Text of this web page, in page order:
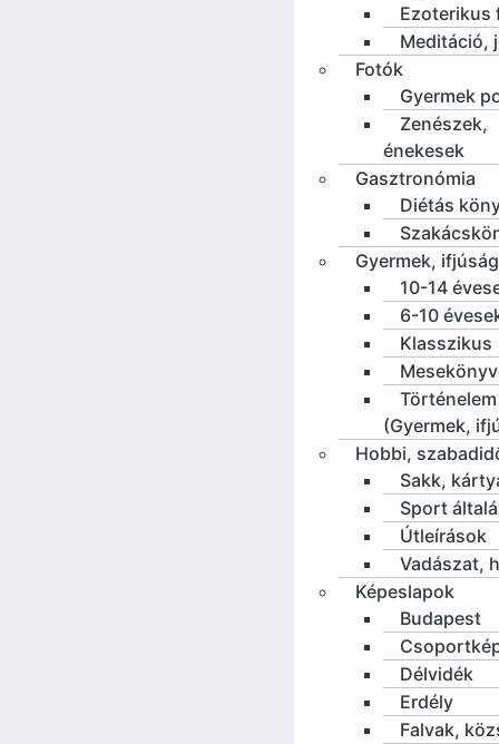
Ezoterikus
Meditáció,
Fotók
Gyermek
Zenészek,
énekesek
Gasztronómia
Diétás
Gyermek,
10-14
6-10
Klasszikus
Történelem
(Gyermek,
Hobbi,
Sakk,
Sport
Útleírások
Vadászat,
Képeslapok
Budapest
Délvidék
Erdély
Falvak,